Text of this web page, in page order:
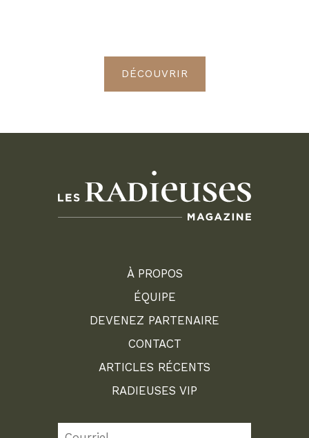
DÉCOUVRIR
À PROPOS
ÉQUIPE
DEVENEZ PARTENAIRE
CONTACT
ARTICLES RÉCENTS
RADIEUSES VIP